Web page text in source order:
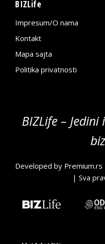
BIZLife
Impresum/O nama
Kontakt
Mapa sajta
Politika privatnosti
BIZLife –
Developed by Premium.rs
| Sva